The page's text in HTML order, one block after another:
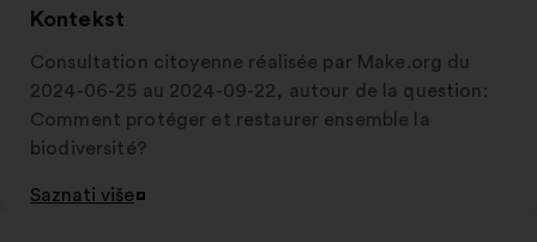
kartici
Kontekst
Consultation citoyenne réalisée par Make.org du
2024-06-25 au 2024-09-22, autour de la question:
Comment protéger et restaurer ensemble la
biodiversité?
Saznati više
Otvori